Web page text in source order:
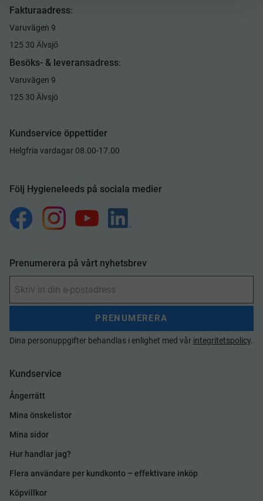
Fakturaadress:
Varuvägen 9
125 30 Älvsjö
Besöks- & leveransadress:
Varuvägen 9
125 30 Älvsjö
Kundservice öppettider
Helgfria vardagar 08.00-17.00
Följ Hygieneleeds på sociala medier
Prenumerera på vårt nyhetsbrev
PRENUMERERA
Dina personuppgifter behandlas i enlighet med vår integritetspolicy.
Kundservice
Ångerrätt
Mina önskelistor
Mina sidor
Hur handlar jag?
Flera användare per kundkonto – effektivare inköp
Köpvillkor